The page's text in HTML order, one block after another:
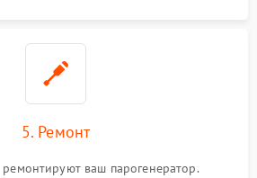
5. Ремонт
ваш парогенератор.